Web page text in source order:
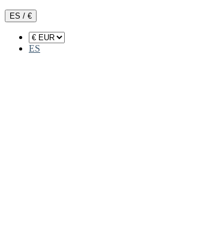
ES / €
ES